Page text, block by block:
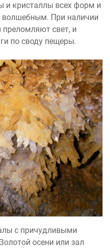
и кристаллы всех форм и
волшебным. При наличии
преломляют свет, и
по своду пещеры.
с причудливыми
осени или зал